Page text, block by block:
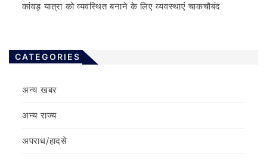
कांवड़ यात्रा को व्यवस्थित बनाने के लिए व्यवस्थाएं चाकचौबंद
CATEGORIES
अन्य खबर
अन्य राज्य
अपराध/हादसे